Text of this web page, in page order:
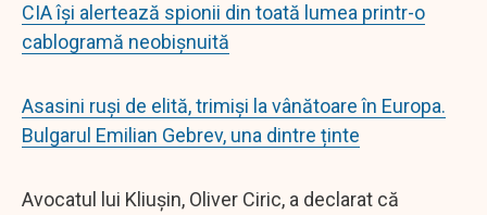
CIA își alertează spionii din toată lumea printr-o
cablogramă neobișnuită
Asasini ruși de elită, trimiși la vânătoare în Europa.
Bulgarul Emilian Gebrev, una dintre ținte
Avocatul lui Kliușin, Oliver Ciric, a declarat că